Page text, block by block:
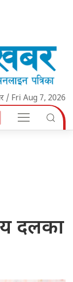
/ Fri Aug 7, 2026
दलका